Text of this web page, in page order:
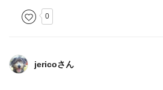
0
jericoさん